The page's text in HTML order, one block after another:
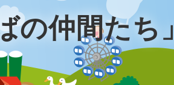
仲間たち」